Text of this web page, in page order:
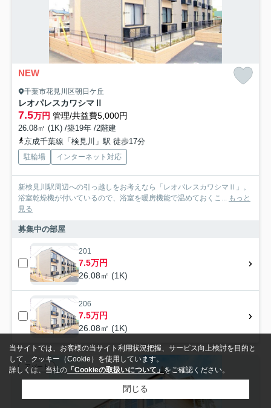
NEW
千葉市花見川区朝日ケ丘
レオパレスカワシマⅡ
7.5万円 管理/共益費5,000円
26.08㎡ (1K) /築19年 /2階建
京成千葉線「検見川」駅 徒歩17分
駐輪場 インターネット対応
新検見川駅周辺への引っ越しをお考えなら「レオパレスカワシマⅡ」。
浴室乾燥機が付いているので、浴室を暖房機能で温めておくこ...
もっと
見る
募集中の部屋
201
7.5万円
26.08㎡ (1K)
206
7.5万円
26.08㎡ (1K)
アパート
当サイトでは、お客様の当サイト利用状況把握、サービス向上検討を目的と
して、クッキー（Cookie）を使用しています。
詳しくは、当社の 「Cookieの取扱いについて」 をご確認ください。
閉じる